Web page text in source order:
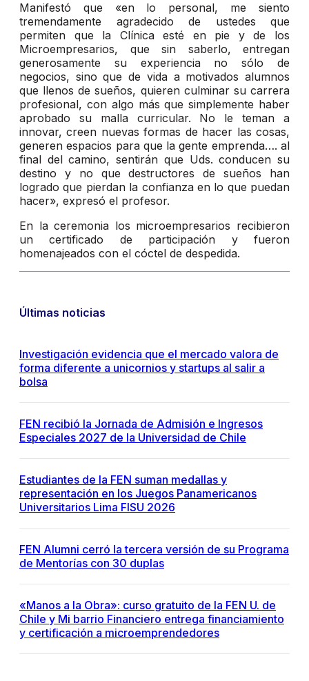
Manifestó que «en lo personal, me siento
tremendamente agradecido de ustedes que
permiten que la Clínica esté en pie y de los
Microempresarios, que sin saberlo, entregan
generosamente su experiencia no sólo de
negocios, sino que de vida a motivados alumnos
que llenos de sueños, quieren culminar su carrera
profesional, con algo más que simplemente haber
aprobado su malla curricular. No le teman a
innovar, creen nuevas formas de hacer las cosas,
generen espacios para que la gente emprenda…. al
final del camino, sentirán que Uds. conducen su
destino y no que destructores de sueños han
logrado que pierdan la confianza en lo que puedan
hacer», expresó el profesor.
En la ceremonia los microempresarios recibieron
un certificado de participación y fueron
homenajeados con el cóctel de despedida.
Últimas noticias
Investigación evidencia que el mercado valora de
forma diferente a unicornios y startups al salir a
bolsa
FEN recibió la Jornada de Admisión e Ingresos
Especiales 2027 de la Universidad de Chile
Estudiantes de la FEN suman medallas y
representación en los Juegos Panamericanos
Universitarios Lima FISU 2026
FEN Alumni cerró la tercera versión de su Programa
de Mentorías con 30 duplas
«Manos a la Obra»: curso gratuito de la FEN U. de
Chile y Mi barrio Financiero entrega financiamiento
y certificación a microemprendedores